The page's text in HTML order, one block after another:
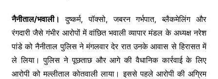
नैनीताल/भवाली।दुष्कर्म, पॉक्सो, जबरन गर्भपात, ब्लैकमेलिंग और
रंगदारी जैसे गंभीर आरोपों में वांछित भवाली व्यापार मंडल के अध्यक्ष नरेश
पांडे को नैनीताल पुलिस ने मंगलवार देर रात उनके आवास से हिरासत में
ले लिया। पुलिस ने पूछताछ और आगे की वैधानिक कार्रवाई के लिए
आरोपी को मल्लीताल कोतवाली लाया। इससे पहले आरोपी की अग्रिम